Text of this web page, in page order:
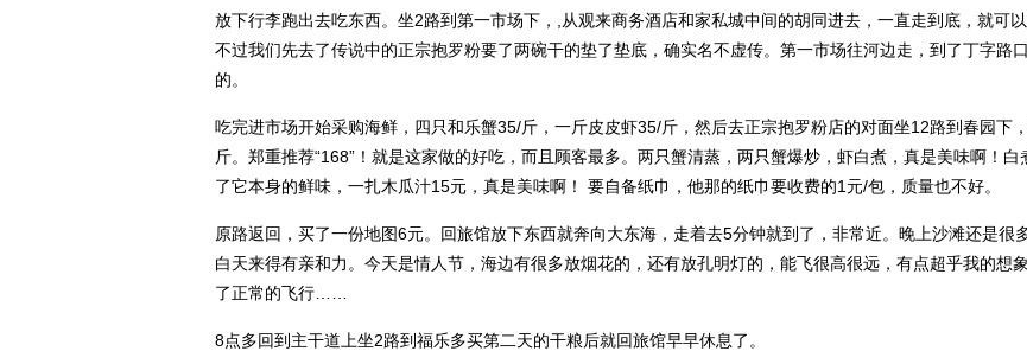
放下行李跑出去吃东西。坐2路到第一市场下，,从观来商务酒店和家私城中间的胡同进去，一直走到底，就可
不过我们先去了传说中的正宗抱罗粉要了两碗干的垫了垫底，确实名不虚传。第一市场往河边走，到了丁字路
的。
吃完进市场开始采购海鲜，四只和乐蟹35/斤，一斤皮皮虾35/斤，然后去正宗抱罗粉店的对面坐12路到春园下
斤。郑重推荐“168”！就是这家做的好吃，而且顾客最多。两只蟹清蒸，两只蟹爆炒，虾白煮，真是美味啊！
了它本身的鲜味，一扎木瓜汁15元，真是美味啊！ 要自备纸巾，他那的纸巾要收费的1元/包，质量也不好。
原路返回，买了一份地图6元。回旅馆放下东西就奔向大东海，走着去5分钟就到了，非常近。晚上沙滩还是很
白天来得有亲和力。今天是情人节，海边有很多放烟花的，还有放孔明灯的，能飞很高很远，有点超乎我的想
了正常的飞行……
8点多回到主干道上坐2路到福乐多买第二天的干粮后就回旅馆早早休息了。